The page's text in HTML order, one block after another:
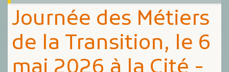
Journée des Métiers
de la Transition, le 6